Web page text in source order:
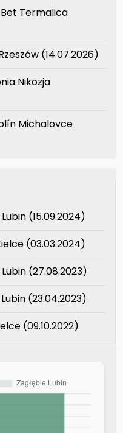
Termalica
(14.07.2026)
Nikozja
Michalovce
(15.09.2024)
(03.03.2024)
Lubin (27.08.2023)
(23.04.2023)
(09.10.2022)